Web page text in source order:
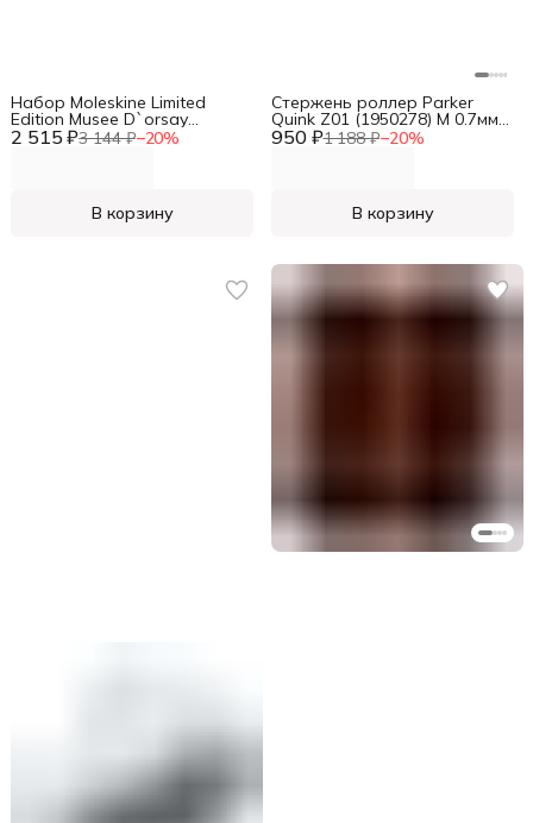
2 515 ₽3 144 ₽−20%
Набор Moleskine Limited
Edition Musee D`orsay
блокнот 2шт/карандаш 2шт
В корзину
950 ₽1 188 ₽−20%
Стержень роллер Parker
Quink Z01 (1950278) M 0.7мм
черные чернила без упак.
В корзину